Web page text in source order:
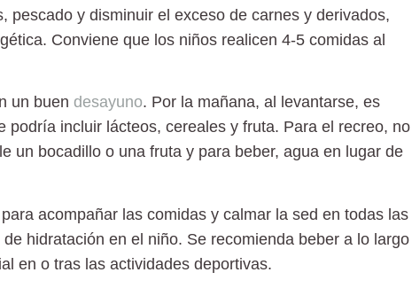
pescado y disminuir el exceso de carnes y derivados,
Conviene que los niños realicen 4-5 comidas al
un buen desayuno. Por la mañana, al levantarse, es
podría incluir lácteos, cereales y fruta. Para el recreo, no
un bocadillo o una fruta y para beber, agua en lugar de
para acompañar las comidas y calmar la sed en todas las
hidratación en el niño. Se recomienda beber a lo largo
en o tras las actividades deportivas.